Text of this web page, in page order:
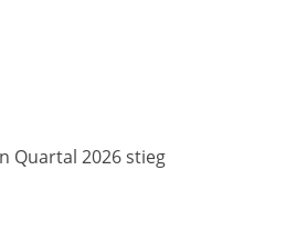
Quartal 2026 stieg